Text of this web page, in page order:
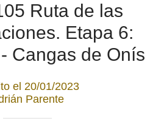
Ruta de las
Etapa 6:
Cangas de Onís
el 20/01/2023
Parente